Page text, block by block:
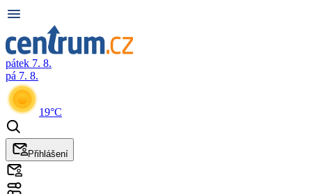
pátek 7. 8.
pá 7. 8.
19°C
Přihlášení